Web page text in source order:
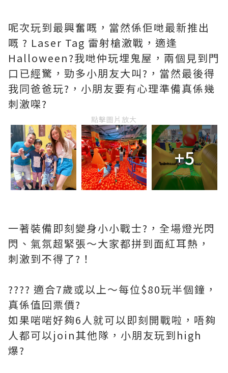
呢次玩到最興奮嘅，當然係佢哋最新推出
嘅 ? Laser Tag 雷射槍激戰，適逢
Halloween?我哋仲玩埋鬼屋，兩個見到門
口已經驚，勁多小朋友大叫?，當然最後得
我同爸爸玩?，小朋友要有心理準備真係幾
刺激㗎?
點擊圖片放大
+5
一著裝備即刻變身小小戰士?，全場燈光閃
閃、氣氛超緊張～大家都拼到面紅耳熱，
刺激到不得了?！
???? 適合7歲或以上～每位$80玩半個鐘，
真係值回票價?
如果啱啱好夠6人就可以即刻開戰啦，唔夠
人都可以join其他隊，小朋友玩到high
爆?